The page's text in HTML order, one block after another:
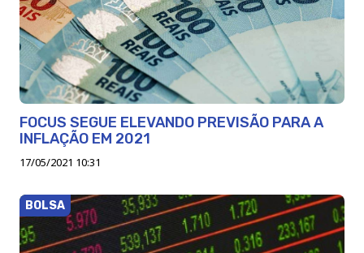
FOCUS SEGUE ELEVANDO PREVISÃO PARA A
INFLAÇÃO EM 2021
17/05/2021 10:31
BOLSA